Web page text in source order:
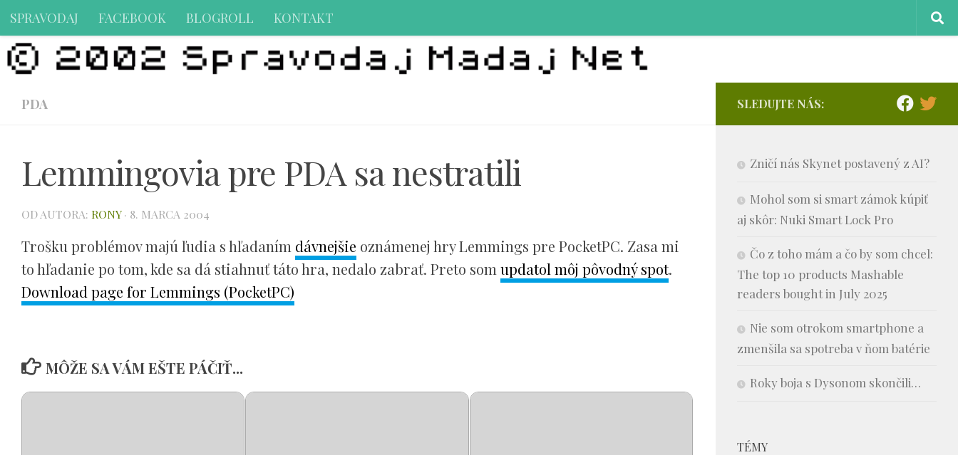
Preskočiť na obsah
SPRAVODAJ FACEBOOK BLOGROLL KONTAKT
PDA
Lemmingovia pre PDA sa nestratili
OD AUTORA: RONY · 8. MARCA 2004
Trošku problémov majú ľudia s hľadaním dávnejšie oznámenej hry Lemmings pre PocketPC. Zasa mi
to hľadanie po tom, kde sa dá stiahnuť táto hra, nedalo zabrať. Preto som updatol môj pôvodný spot.
Download page for Lemmings (PocketPC)
MÔŽE SA VÁM EŠTE PÁČIŤ...
SLEDUJTE NÁS:
Zničí nás Skynet postavený z AI?
Mohol som si smart zámok kúpiť
aj skôr: Nuki Smart Lock Pro
Čo z toho mám a čo by som chcel:
The top 10 products Mashable
readers bought in July 2025
Nie som otrokom smartphone a
zmenšila sa spotreba v ňom batérie
Roky boja s Dysonom skončili…
TÉMY